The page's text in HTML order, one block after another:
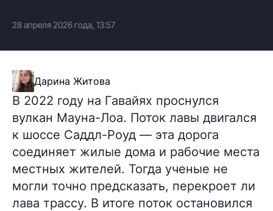
28 апреля 2026 года, 13:57
Дарина Житова
В 2022 году на Гавайях проснулся
вулкан Мауна-Лоа. Поток лавы двигался
к шоссе Саддл-Роуд — эта дорога
соединяет жилые дома и рабочие места
местных жителей. Тогда ученые не
могли точно предсказать, перекроет ли
лава трассу. В итоге поток остановился